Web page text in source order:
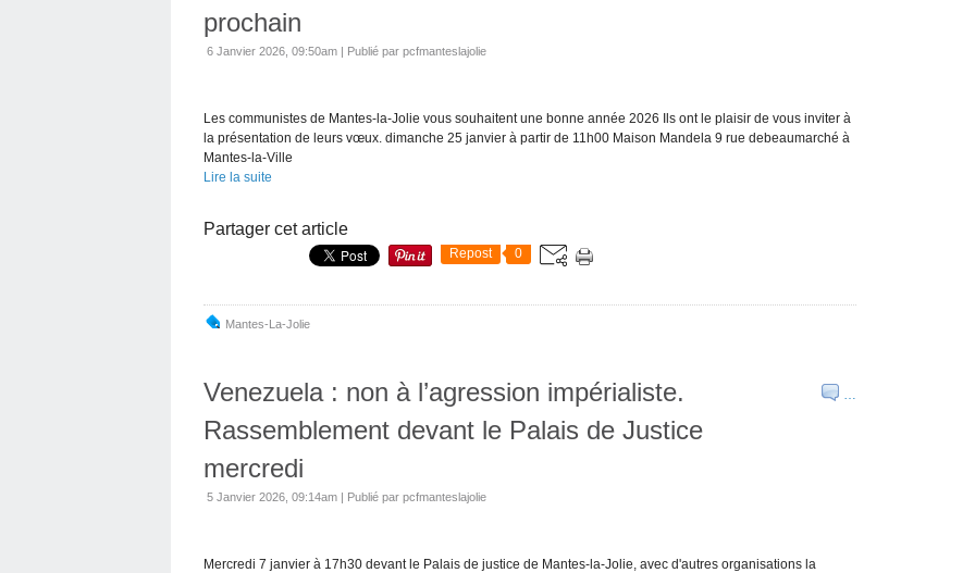
prochain
6 Janvier 2026, 09:50am | Publié par pcfmanteslajolie
Les communistes de Mantes-la-Jolie vous souhaitent une bonne année 2026 Ils ont le plaisir de vous inviter à
la présentation de leurs vœux. dimanche 25 janvier à partir de 11h00 Maison Mandela 9 rue debeaumarché à
Mantes-la-Ville
Lire la suite
Partager cet article
Repost 0
Mantes-La-Jolie
…
Venezuela : non à l’agression impérialiste.
Rassemblement devant le Palais de Justice
mercredi
5 Janvier 2026, 09:14am | Publié par pcfmanteslajolie
Mercredi 7 janvier à 17h30 devant le Palais de justice de Mantes-la-Jolie, avec d'autres organisations la